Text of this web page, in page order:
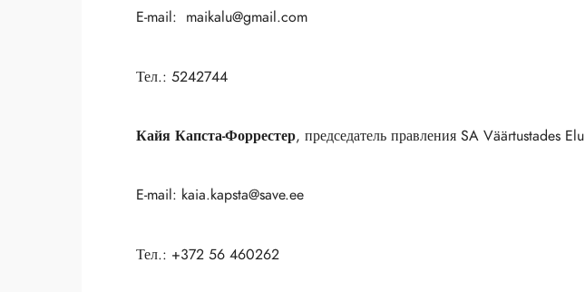
E-mail: maikalu@gmail.com
Тел.: 5242744
Кайя Капста-Форрестер, председатель правления SA Väärtustades Elu
E-mail: kaia.kapsta@save.ee
Тел.: +372 56 460262